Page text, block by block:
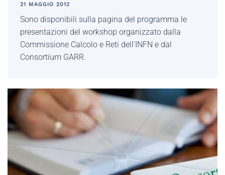
21 MAGGIO 2012
Sono disponibili sulla pagina del programma le
presentazioni del workshop organizzato dalla
Commissione Calcolo e Reti dell'INFN e dal
Consortium GARR.